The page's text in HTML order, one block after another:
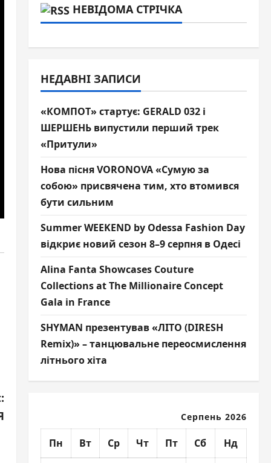
НЕВІДОМА СТРІЧКА
НЕДАВНІ ЗАПИСИ
«КОМПОТ» стартує: GERALD 032 і
ШЕРШЕНЬ випустили перший трек
«Притули»
Нова пісня VORONOVA «Сумую за
собою» присвячена тим, хто втомився
бути сильним
Summer WEEKEND by Odessa Fashion Day
відкриє новий сезон 8–9 серпня в Одесі
Alina Fanta Showcases Couture
Collections at The Millionaire Concept
Gala in France
SHYMAN презентував «ЛІТО (DIRESH
Remix)» – танцювальне переосмислення
літнього хіта
Серпень 2026
Пн Вт Ср Чт Пт Сб Нд